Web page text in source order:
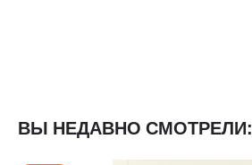
ВЫ НЕДАВНО СМОТРЕЛИ: